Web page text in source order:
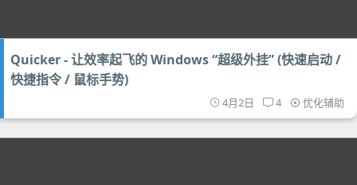
Quicker - 让效率起飞的 Windows “超级外挂” (快速启动 /
快捷指令 / 鼠标手势)
4月2日 4 优化辅助